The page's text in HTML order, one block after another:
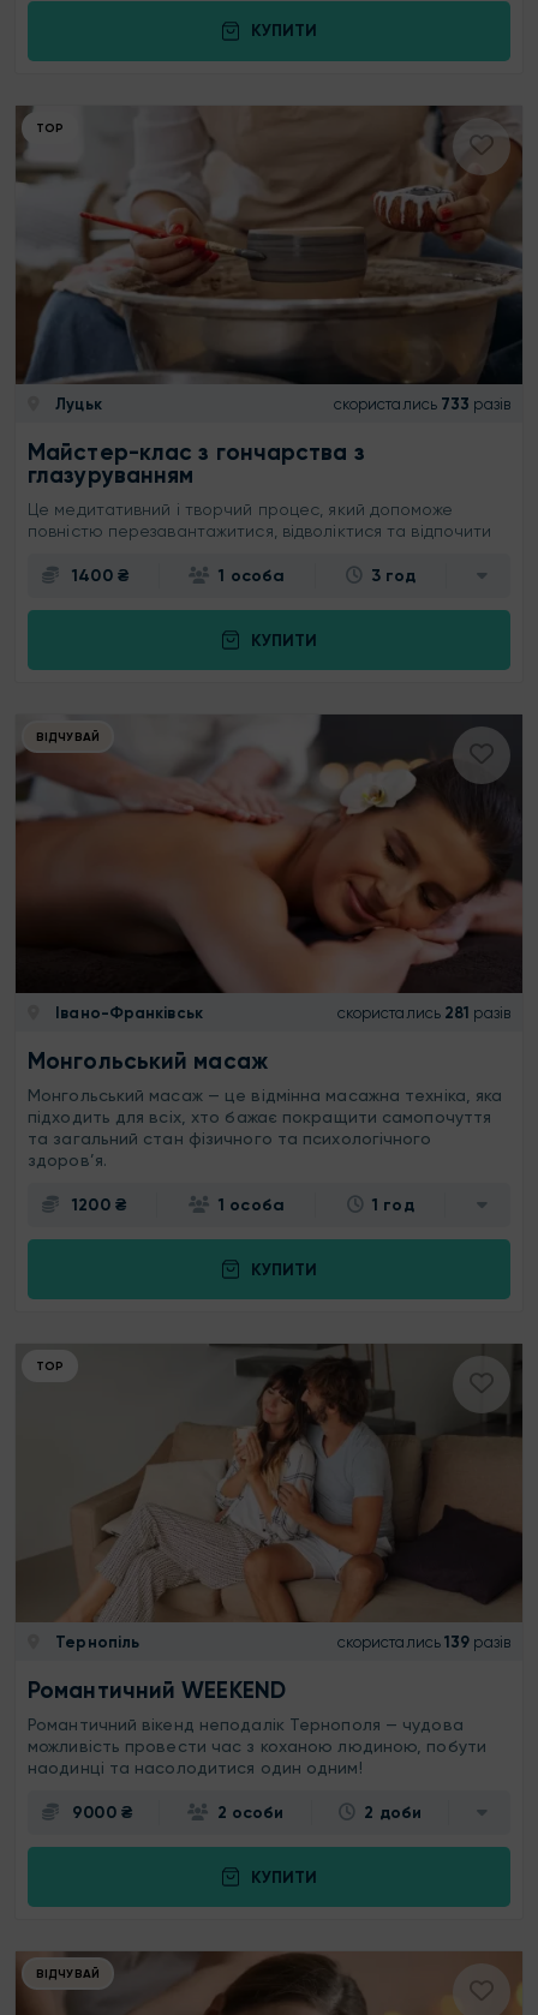
КУПИТИ
ТОР
Луцьк скористались 733 разів
Майстер-клас з гончарства з
глазуруванням
Це медитативний і творчий процес, який допоможе
повністю перезавантажитися, відволіктися та відпочити
1400 ₴ 1 особа 3 год
КУПИТИ
ВІДЧУВАЙ
Івано-Франківськ скористались 281 разів
Монгольський масаж
Монгольський масаж — це відмінна масажна техніка, яка
підходить для всіх, хто бажає покращити самопочуття
та загальний стан фізичного та психологічного
здоров’я.
1200 ₴ 1 особа 1 год
КУПИТИ
ТОР
Тернопіль скористались 139 разів
Романтичний WEEKEND
Романтичний вікенд неподалік Тернополя — чудова
можливість провести час з коханою людиною, побути
наодинці та насолодитися один одним!
9000 ₴ 2 особи 2 доби
КУПИТИ
ВІДЧУВАЙ